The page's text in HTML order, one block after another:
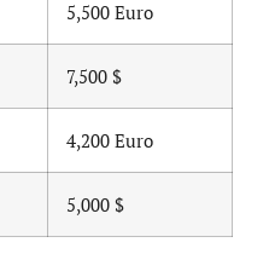
5,500 Euro
7,500 $
4,200 Euro
5,000 $